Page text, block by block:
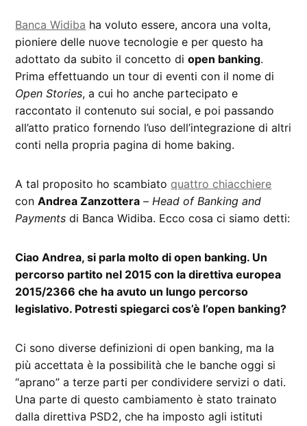
Banca Widiba ha voluto essere, ancora una volta,
pioniere delle nuove tecnologie e per questo ha
adottato da subito il concetto diopen banking.
Prima effettuando un tour di eventi con il nome di
Open Stories, a cui ho anche partecipato e
raccontato il contenuto sui social, e poi passando
all’atto pratico fornendo l’uso dell’integrazione di altri
conti nella propria pagina di home baking.
A tal proposito ho scambiato quattro chiacchiere
conAndrea Zanzottera –Head of Banking and
Payments di Banca Widiba. Ecco cosa ci siamo detti:
Ciao Andrea, si parla molto di open banking. Un
percorso partito nel 2015 con la direttiva europea
2015/2366 che ha avuto un lungo percorso
legislativo. Potresti spiegarci cos’è l’open banking?
Ci sono diverse definizioni di open banking, ma la
più accettata è la possibilità che le banche oggi si
“aprano” a terze parti per condividere servizi o dati.
Una parte di questo cambiamento è stato trainato
dalla direttiva PSD2, che ha imposto agli istituti